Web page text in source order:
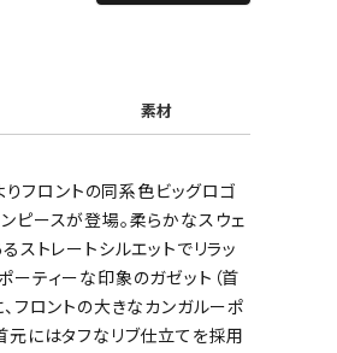
素材
りフロントの同系色ビッグロゴ
ピースが登場。柔らかなスウェ
ストレートシルエットでリラッ
ーティーな印象のガゼット（首
フロントの大きなカンガルーポ
元にはタフなリブ仕立てを採用